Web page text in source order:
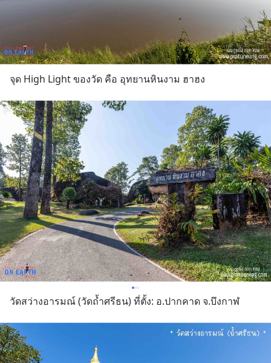
จุด High Light ของวัด คือ อุทยานหินงาม ฮาฮง
วัดสว่างอารมณ์ (วัดถ้ำศรีธน) ที่ตั้ง: อ.ปากคาด จ.บึงกาฬ